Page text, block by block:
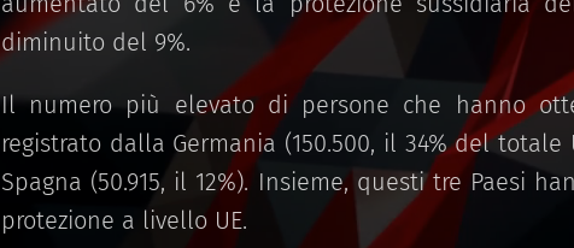
diminuito del 9%.
Il numero più elevato di persone che hanno
registrato dalla Germania (150.500, il 34% del totale
Spagna (50.915, il 12%). Insieme, questi tre Paesi
protezione a livello UE.